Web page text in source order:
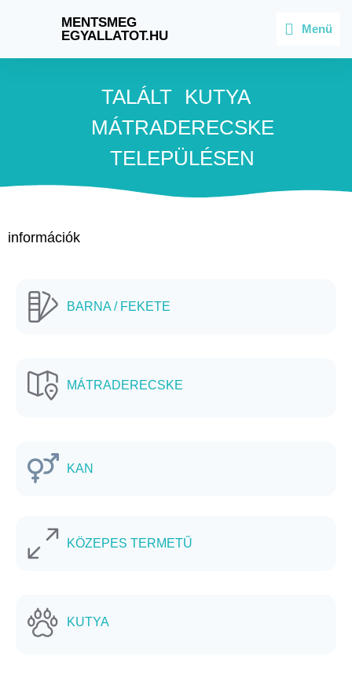
MENTSMEG
EGYALLATOT.HU
Menü
TALÁLT KUTYA
MÁTRADERECSKE
TELEPÜLÉSEN
információk
BARNA / FEKETE
MÁTRADERECSKE
KAN
KÖZEPES TERMETŰ
KUTYA